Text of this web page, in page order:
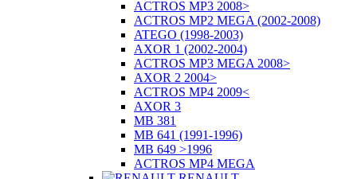
ACTROS MP3 2008>
ACTROS MP2 MEGA (2002-2008)
ATEGO (1998-2003)
AXOR 1 (2002-2004)
ACTROS MP3 MEGA 2008>
AXOR 2 2004>
ACTROS MP4 2009<
AXOR 3
MB 381
MB 641 (1991-1996)
MB 649 >1996
ACTROS MP4 MEGA